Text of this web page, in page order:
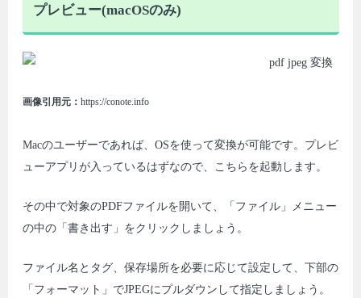
プレビュー(macOSのみ)
画像引用元： https://conote.info
Macのユーザーであれば、OSを使って変換が可能です。プレビ
ューアプリが入っているはずなので、こちらを起動します。
その中で対象のPDFファイルを開いて、「ファイル」メニュー
の中の「書き出す」をクリックしましょう。
ファイル名とタグ、保存場所を必要に応じて設定して、下部の
「フォーマット」でJPEGにプルダウンして指定しましょう。